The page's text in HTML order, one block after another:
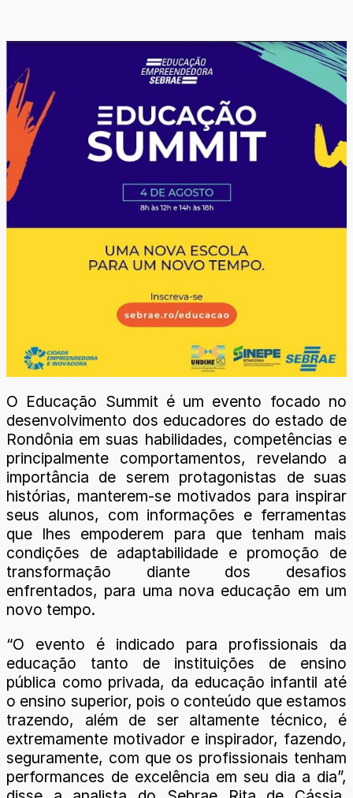
O Educação Summit é um evento focado no
desenvolvimento dos educadores do estado de
Rondônia em suas habilidades, competências e
principalmente comportamentos, revelando a
importância de serem protagonistas de suas
histórias, manterem-se motivados para inspirar
seus alunos, com informações e ferramentas
que lhes empoderem para que tenham mais
condições de adaptabilidade e promoção de
transformação diante dos desafios
enfrentados, para uma nova educação em um
novo tempo.
“O evento é indicado para profissionais da
educação tanto de instituições de ensino
pública como privada, da educação infantil até
o ensino superior, pois o conteúdo que estamos
trazendo, além de ser altamente técnico, é
extremamente motivador e inspirador, fazendo,
seguramente, com que os profissionais tenham
performances de excelência em seu dia a dia”,